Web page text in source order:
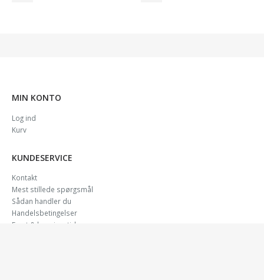
MIN KONTO
Log ind
Kurv
KUNDESERVICE
Kontakt
Mest stillede spørgsmål
Sådan handler du
Handelsbetingelser
Fragt & leveringstid